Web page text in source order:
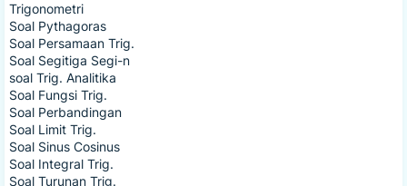
Trigonometri
Soal Pythagoras
Soal Persamaan Trig.
Soal Segitiga Segi-n
soal Trig. Analitika
Soal Fungsi Trig.
Soal Perbandingan
Soal Limit Trig.
Soal Sinus Cosinus
Soal Integral Trig.
Soal Turunan Trig.